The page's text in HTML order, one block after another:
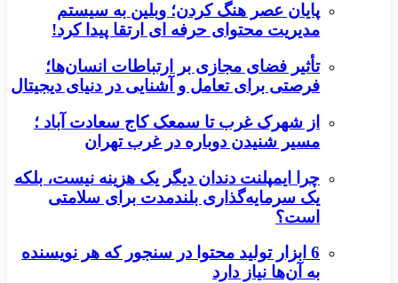
پایان عصر هنگ کردن؛ وبلین به سیستم
مدیریت محتوای حرفه ای ارتقا پیدا کرد!
تأثیر فضای مجازی بر ارتباطات انسان‌ها؛
فرصتی برای تعامل و آشنایی در دنیای دیجیتال
از شهرک غرب تا سمعک کاج سعادت آباد ؛
مسیر شنیدن دوباره در غرب تهران
چرا ایمپلنت دندان دیگر یک هزینه نیست، بلکه
یک سرمایه‌گذاری بلندمدت برای سلامتی
است؟
6 ابزار تولید محتوا در سنجور که هر نویسنده
به آن‌ها نیاز دارد